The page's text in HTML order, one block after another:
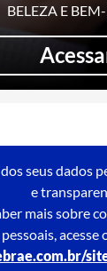
BELEZA E
seus dados
e
mais sobre
acesse